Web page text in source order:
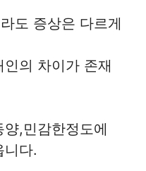
도 증상은 다르게
의 차이가 존재
,민감한정도에
니다.